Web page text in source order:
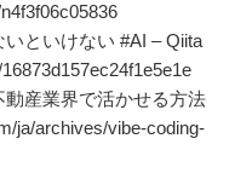
といけない #AI – Qiita
産業界で活かせる方法
ja/archives/vibe-coding-